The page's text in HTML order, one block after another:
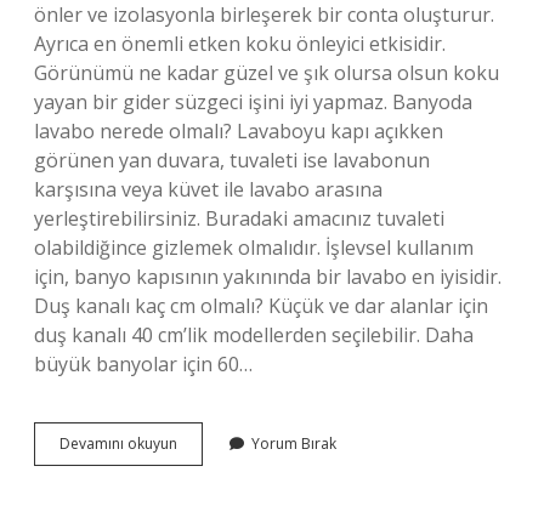
önler ve izolasyonla birleşerek bir conta oluşturur.
Ayrıca en önemli etken koku önleyici etkisidir.
Görünümü ne kadar güzel ve şık olursa olsun koku
yayan bir gider süzgeci işini iyi yapmaz. Banyoda
lavabo nerede olmalı? Lavaboyu kapı açıkken
görünen yan duvara, tuvaleti ise lavabonun
karşısına veya küvet ile lavabo arasına
yerleştirebilirsiniz. Buradaki amacınız tuvaleti
olabildiğince gizlemek olmalıdır. İşlevsel kullanım
için, banyo kapısının yakınında bir lavabo en iyisidir.
Duş kanalı kaç cm olmalı? Küçük ve dar alanlar için
duş kanalı 40 cm’lik modellerden seçilebilir. Daha
büyük banyolar için 60…
Devamını okuyun
Gideri
Yorum Bırak